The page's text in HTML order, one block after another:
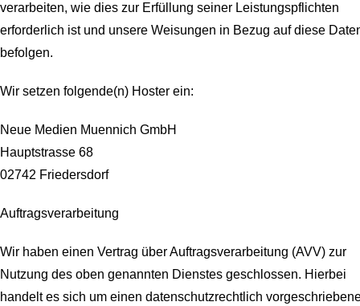
verarbeiten, wie dies zur Erfüllung seiner Leistungspflichten
erforderlich ist und unsere Weisungen in Bezug auf diese
befolgen.
Wir setzen folgende(n) Hoster ein:
Neue Medien Muennich GmbH
Hauptstrasse 68
02742 Friedersdorf
Auftragsverarbeitung
Wir haben einen Vertrag über Auftragsverarbeitung (AVV) zur
Nutzung des oben genannten Dienstes geschlossen. Hierbei
handelt es sich um einen datenschutzrechtlich